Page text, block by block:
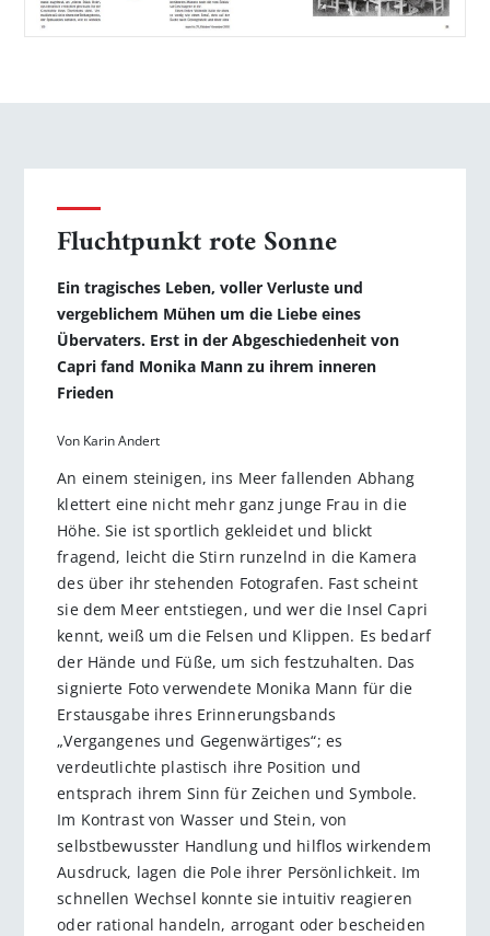
Fluchtpunkt rote Sonne
Ein tragisches Leben, voller Verluste und
vergeblichem Mühen um die Liebe eines
Übervaters. Erst in der Abgeschiedenheit von
Capri fand Monika Mann zu ihrem inneren
Frieden
Von Karin Andert
An einem steinigen, ins Meer fallenden Abhang
klettert eine nicht mehr ganz junge Frau in die
Höhe. Sie ist sportlich gekleidet und blickt
fragend, leicht die Stirn runzelnd in die Kamera
des über ihr stehenden Fotografen. Fast scheint
sie dem Meer entstiegen, und wer die Insel Capri
kennt, weiß um die Felsen und Klippen. Es bedarf
der Hände und Füße, um sich festzuhalten. Das
signierte Foto verwendete Monika Mann für die
Erstausgabe ihres Erinnerungsbands
„Vergangenes und Gegenwärtiges“; es
verdeutlichte plastisch ihre Position und
entsprach ihrem Sinn für Zeichen und Symbole.
Im Kontrast von Wasser und Stein, von
selbstbewusster Handlung und hilflos wirkendem
Ausdruck, lagen die Pole ihrer Persönlichkeit. Im
schnellen Wechsel konnte sie intuitiv reagieren
oder rational handeln, arrogant oder bescheiden